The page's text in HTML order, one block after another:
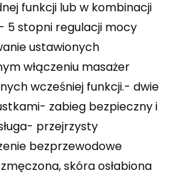
funkcji lub w kombinacji
5 stopni regulacji mocy
ustawionych
włączeniu masażer
wcześniej funkcji.- dwie
zabieg bezpieczny i
przejrzysty
bezprzewodowe
skóra osłabiona